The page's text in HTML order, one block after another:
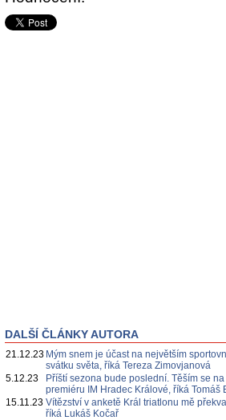
DALŠÍ ČLÁNKY AUTORA
21.12.23 Mým snem je účast na největším
svátku světa, říká Tereza Zimovjanová
5.12.23
Příští sezona bude poslední. Těším se na
premiéru IM Hradec Králové, říká Tomáš
15.11.23 Vítězství v anketě Král triatlonu mě
říká Lukáš Kočař